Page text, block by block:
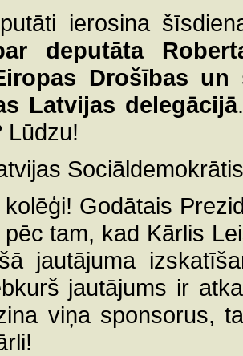
ierosina
deputāta
Drošības un
Latvijas delegācijā
Lūdzu!
Godātais
pēc tam, kad Kārlis
jautājuma
jautājums ir
viņa sponsorus,